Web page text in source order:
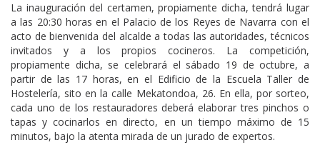
La inauguración del certamen, propiamente dicha, tendrá lugar
a las 20:30 horas en el Palacio de los Reyes de Navarra con el
acto de bienvenida del alcalde a todas las autoridades, técnicos
invitados y a los propios cocineros. La competición,
propiamente dicha, se celebrará el sábado 19 de octubre, a
partir de las 17 horas, en el Edificio de la Escuela Taller de
Hostelería, sito en la calle Mekatondoa, 26. En ella, por sorteo,
cada uno de los restauradores deberá elaborar tres pinchos o
tapas y cocinarlos en directo, en un tiempo máximo de 15
minutos, bajo la atenta mirada de un jurado de expertos.